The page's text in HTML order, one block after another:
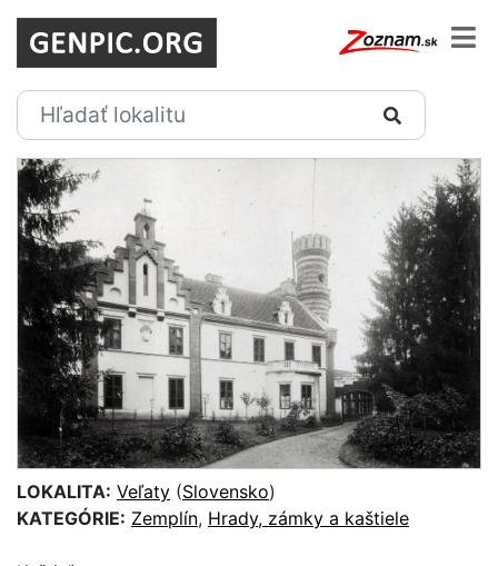
LOKALITA: Veľaty (Slovensko)
KATEGÓRIE: Zemplín, Hrady, zámky a kaštiele